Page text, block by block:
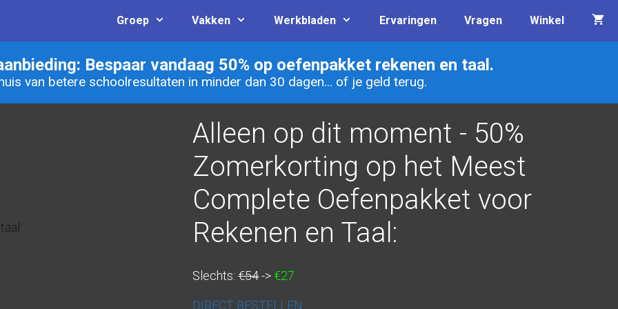
Groep Vakken Werkbladen Ervaringen Vragen Winkel
Bespaar vandaag 50% op oefenpakket rekenen en taal.
van betere schoolresultaten in minder dan 30 dagen... of je geld terug.
Alleen op dit moment - 50%
Zomerkorting op het Meest
Complete Oefenpakket voor
Rekenen en Taal:
Slechts:€54-> €27
DIRECT BESTELLEN